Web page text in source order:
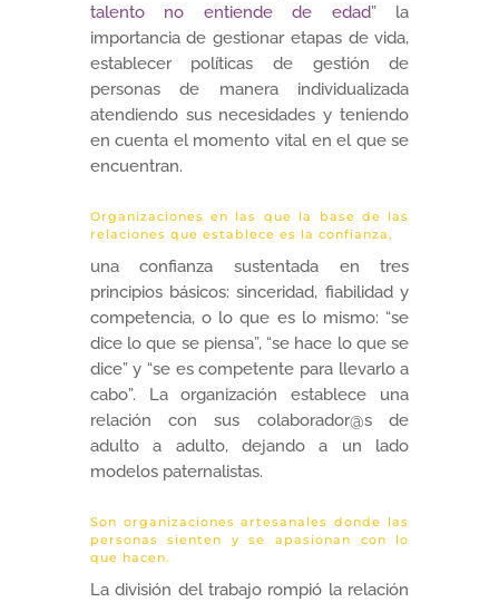
talento no entiende de edad” la
importancia de gestionar etapas de vida,
establecer políticas de gestión de
personas de manera individualizada
atendiendo sus necesidades y teniendo
en cuenta el momento vital en el que se
encuentran.
Organizaciones en las que la base de las
relaciones que establece es la confianza,
una confianza sustentada en tres
principios básicos: sinceridad, fiabilidad y
competencia, o lo que es lo mismo: “se
dice lo que se piensa”, “se hace lo que se
dice” y “se es competente para llevarlo a
cabo”. La organización establece una
relación con sus colaborador@s de
adulto a adulto, dejando a un lado
modelos paternalistas.
Son organizaciones artesanales donde las
personas sienten y se apasionan con lo
que hacen.
La división del trabajo rompió la relación